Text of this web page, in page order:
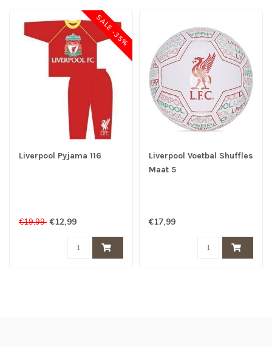
SALE -35%
Liverpool Pyjama 116
€19,99 €12,99
Liverpool Voetbal Shuffles
Maat 5
€17,99